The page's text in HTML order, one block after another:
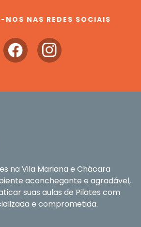
NOS NAS REDES SOCIAIS
na Vila Mariana e Chácara
aconchegante e agradável,
suas aulas de Pilates com
e comprometida.